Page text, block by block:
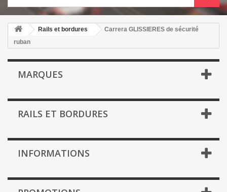
Rails et bordures
Carrera GLISSIERES de sécurité
ruban
MARQUES
RAILS ET BORDURES
INFORMATIONS